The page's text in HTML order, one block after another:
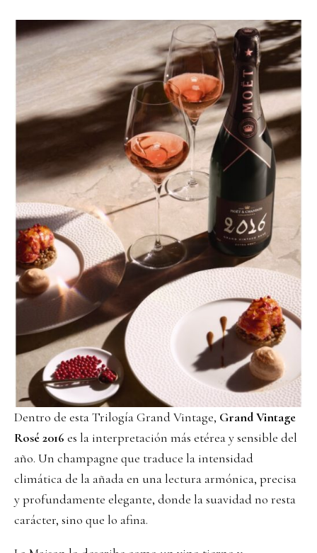
Dentro de esta Trilogía Grand Vintage, Grand Vintage
Rosé 2016 es la interpretación más etérea y sensible del
año. Un champagne que traduce la intensidad
climática de la añada en una lectura armónica, precisa
y profundamente elegante, donde la suavidad no resta
carácter, sino que lo afina.